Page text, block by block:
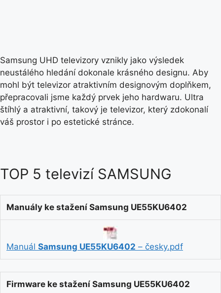
Samsung UHD televizory vznikly jako výsledek
neustálého hledání dokonale krásného designu. Aby
mohl být televizor atraktivním designovým doplňkem,
přepracovali jsme každý prvek jeho hardwaru. Ultra
štíhlý a atraktivní, takový je televizor, který zdokonalí
váš prostor i po estetické stránce.
TOP 5 televizí SAMSUNG
Manuály ke stažení Samsung UE55KU6402
Manuál Samsung UE55KU6402 – česky.pdf
Firmware ke stažení Samsung UE55KU6402